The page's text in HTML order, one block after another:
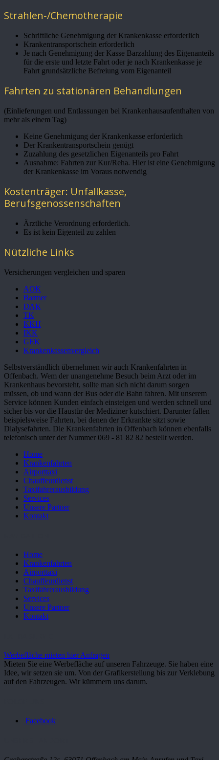
Strahlen-/Chemotherapie
Schriftliche Genehmigung der Krankenkasse erforderlich
Krankentransportschein erforderlich
Je nach Genehmigung der Kasse Barzahlung des Eigenanteils
für die erste und letzte Fahrt oder je nach Krankenkasse je
Fahrt grundsätzliche Befreiung vom Eigenanteil
Fahrten zu stationären Behandlungen
(Einlieferungen und Entlassungen bei Krankenhausaufenthalten von
mehr als einem Tag)
Keine Genehmigung der Krankenkasse erforderlich
Der Krankentransportschein genügt
Zuzahlung des gesetzlichen Eigenanteils pro Fahrt
Ausnahme: Fahrten zur Kur/Reha. Hier ist eine Genehmigung
der Krankenkasse im Voraus notwendig
Kostenträger: Unfallkasse,
Berufsgenossenschaften
Ärztliche Verordnung erforderlich.
Es ist kein Eigenteil zu zahlen
Nützliche Links
Versicherungen vergleichen und sparen
AOK
Barmer
DAK
TK
KKH
IKK
GEK
Krankenkassenvergleich
Selbstverständlich übernehmen wir auch Krankenfahrten in
Offenbach. Wem der unangenehme Besuch beim Arzt oder im
Krankenhaus bevorsteht, sollte man sich nicht darum sorgen
müssen, ob und wann der Bus oder die Bahn fahren. Mit unserem
Service können Kunden einfach einsteigen und werden schnell und
sicher bis vor die Haustür der Mediziner kutschiert. Darunter fallen
beispielsweise Fahrten, bei denen der Erkrankte sitzt sowie
Dialysefahrten. Die Krankenfahrten in Offenbach können ebenfalls
telefonisch unter der Nummer 069 - 81 82 82 bestellt werden.
Home
Krankenfahrten
Airporttaxi
Chauffeurdienst
Taxifahrerausbildung
Services
Unsere Partner
Kontakt
Home
Krankenfahrten
Airporttaxi
Chauffeurdienst
Taxifahrerausbildung
Services
Unsere Partner
Kontakt
Werbefläche mieten hier Anfragen
Mieten Sie eine Werbefläche auf unseren Fahrzeuge. Sie haben eine
Idee, wir setzen sie um. Von der Grafikerstellung bis zur Verklebung
auf den Fahrzeugen. Wir kümmern uns darum.
Facebook